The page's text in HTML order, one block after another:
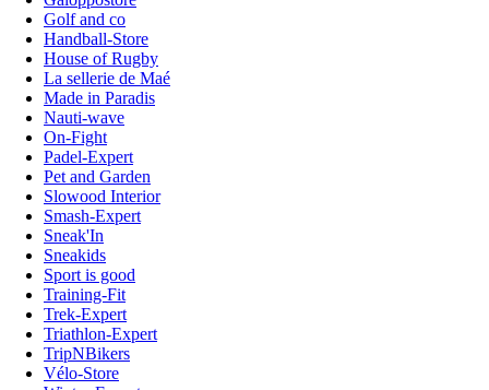
Golf and co
Handball-Store
House of Rugby
La sellerie de Maé
Made in Paradis
Nauti-wave
On-Fight
Padel-Expert
Pet and Garden
Slowood Interior
Smash-Expert
Sneak'In
Sneakids
Sport is good
Training-Fit
Trek-Expert
Triathlon-Expert
TripNBikers
Vélo-Store